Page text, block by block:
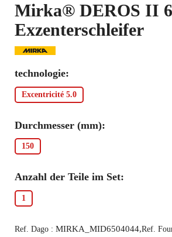
Mirka® DEROS II
Exzenterschleifer
technologie:
Excentricité 5.0
Durchmesser (mm):
150
Anzahl der Teile im Set:
1
Ref. Dago : MIRKA_MID6504044,Ref.